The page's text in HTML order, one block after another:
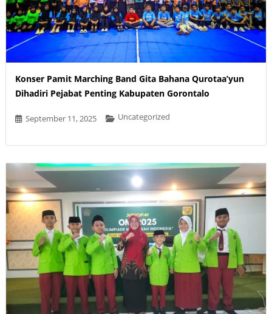
Konser Pamit Marching Band Gita Bahana Qurotaa’yun
Dihadiri Pejabat Penting Kabupaten Gorontalo
September 11, 2025 Uncategorized